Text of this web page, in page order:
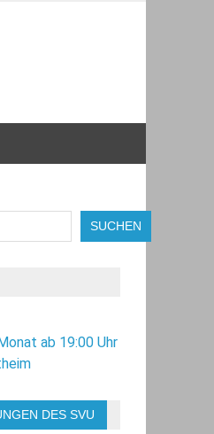
SUCHEN
ab 19:00 Uhr
DES SVU